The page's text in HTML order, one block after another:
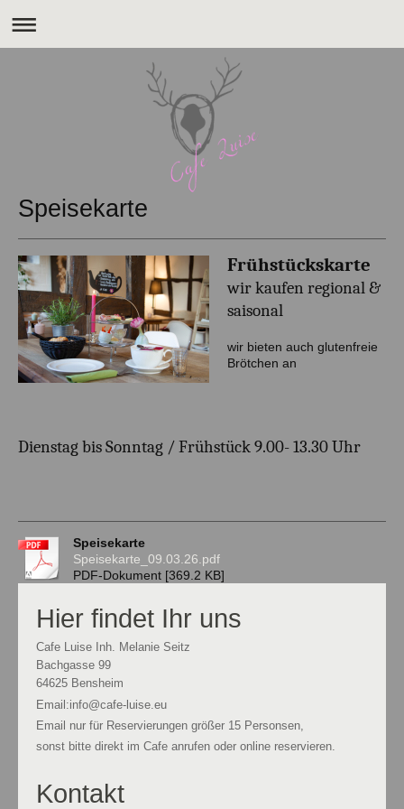
Speisekarte
Frühstückskarte
wir kaufen regional &
saisonal
wir bieten auch glutenfreie
Brötchen an
Dienstag bis Sonntag / Frühstück 9.00- 13.30 Uhr
Speisekarte
Speisekarte_09.03.26.pdf
PDF-Dokument [369.2 KB]
Hier findet Ihr uns
Cafe Luise Inh. Melanie Seitz
Bachgasse 99
64625 Bensheim
Email:info@cafe-luise.eu
Email nur für Reservierungen größer 15 Personsen,
sonst bitte direkt im Cafe anrufen oder online reservieren.
Kontakt